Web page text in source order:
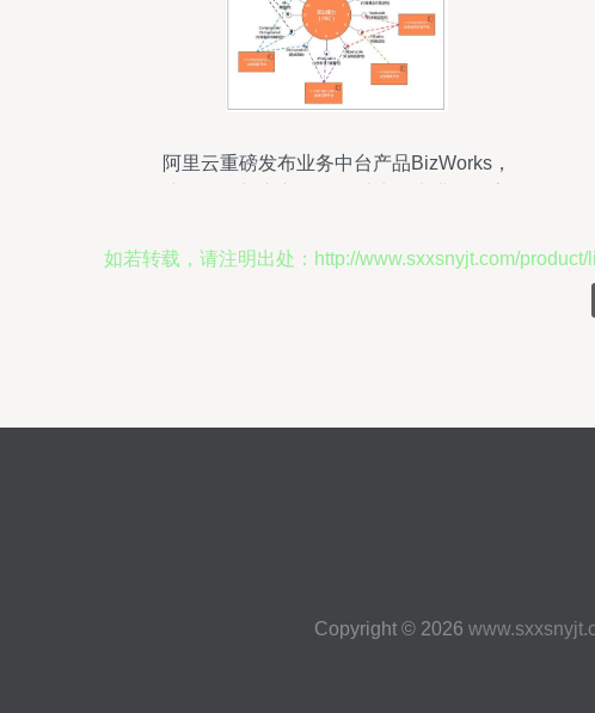
阿里云重磅发布业务中台产品BizWorks，
如若转载，请注明出处：http://www.sxxsnyjt.com/product/
Copyright © 2026